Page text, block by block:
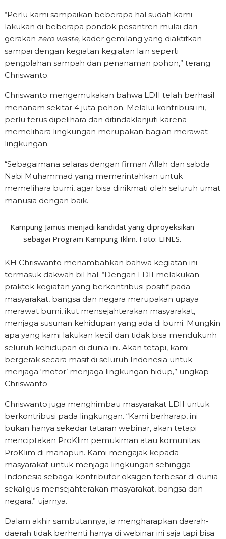
“Perlu kami sampaikan beberapa hal sudah kami
lakukan di beberapa pondok pesantren mulai dari
gerakanzero waste, kader gemilang yang diaktifkan
sampai dengan kegiatan kegiatan lain seperti
pengolahan sampah dan penanaman pohon,” terang
Chriswanto.
Chriswanto mengemukakan bahwa LDII telah berhasil
menanam sekitar 4 juta pohon. Melalui kontribusi ini,
perlu terus dipelihara dan ditindaklanjuti karena
memelihara lingkungan merupakan bagian merawat
lingkungan.
“Sebagaimana selaras dengan firman Allah dan sabda
Nabi Muhammad yang memerintahkan untuk
memelihara bumi, agar bisa dinikmati oleh seluruh umat
manusia dengan baik.
Kampung Jamus menjadi kandidat yang diproyeksikan
sebagai Program Kampung Iklim. Foto: LINES.
KH Chriswanto menambahkan bahwa kegiatan ini
termasuk dakwah bil hal. “Dengan LDII melakukan
praktek kegiatan yang berkontribusi positif pada
masyarakat, bangsa dan negara merupakan upaya
merawat bumi, ikut mensejahterakan masyarakat,
menjaga susunan kehidupan yang ada di bumi. Mungkin
apa yang kami lakukan kecil dan tidak bisa mendukunh
seluruh kehidupan di dunia ini. Akan tetapi, kami
bergerak secara masif di seluruh Indonesia untuk
menjaga ‘motor’ menjaga lingkungan hidup,” ungkap
Chriswanto
Chriswanto juga menghimbau masyarakat LDII untuk
berkontribusi pada lingkungan. “Kami berharap, ini
bukan hanya sekedar tataran webinar, akan tetapi
menciptakan ProKlim pemukiman atau komunitas
ProKlim di manapun. Kami mengajak kepada
masyarakat untuk menjaga lingkungan sehingga
Indonesia sebagai kontributor oksigen terbesar di dunia
sekaligus mensejahterakan masyarakat, bangsa dan
negara,” ujarnya.
Dalam akhir sambutannya, ia mengharapkan daerah-
daerah tidak berhenti hanya di webinar ini saja tapi bisa